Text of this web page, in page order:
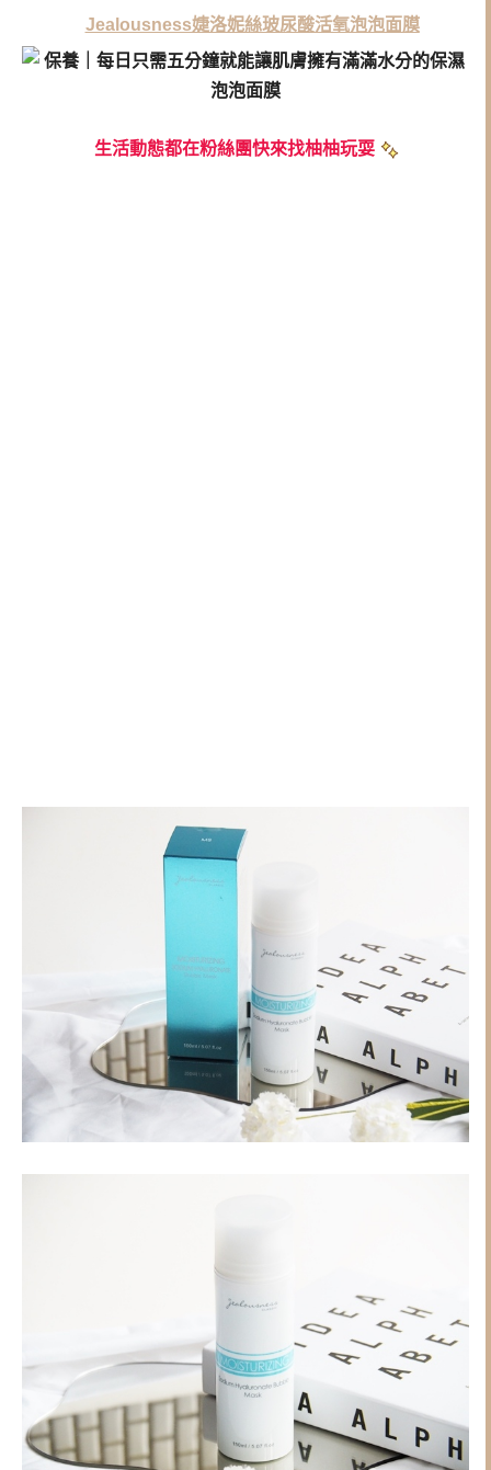
Jealousness婕洛妮絲玻尿酸活氧泡泡面膜
生活動態都在粉絲團快來找柚柚玩耍